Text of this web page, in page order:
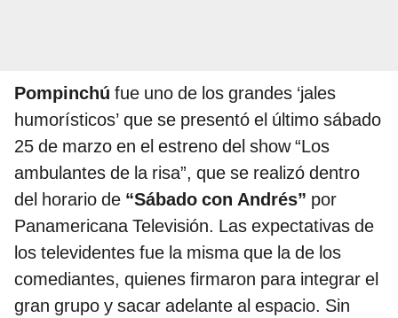
Pompinchú fue uno de los grandes ‘jales
humorísticos’ que se presentó el último sábado
25 de marzo en el estreno del show “Los
ambulantes de la risa”, que se realizó dentro
del horario de “Sábado con Andrés” por
Panamericana Televisión. Las expectativas de
los televidentes fue la misma que la de los
comediantes, quienes firmaron para integrar el
gran grupo y sacar adelante al espacio. Sin